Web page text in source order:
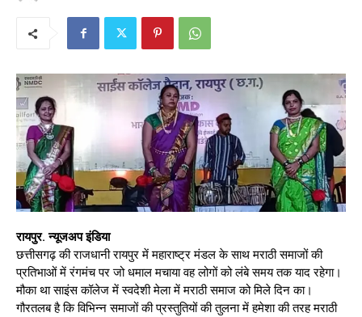
रायपुर. न्यूजअप इंडिया
छत्तीसगढ़ की राजधानी रायपुर में महाराष्ट्र मंडल के साथ मराठी समाजों की
प्रतिभाओं में रंगमंच पर जो धमाल मचाया वह लोगों को लंबे समय तक याद रहेगा।
मौका था साइंस कॉलेज में स्वदेशी मेला में मराठी समाज को मिले दिन का।
गौरतलब है कि विभिन्न समाजों की प्रस्तुतियों की तुलना में हमेशा की तरह मराठी